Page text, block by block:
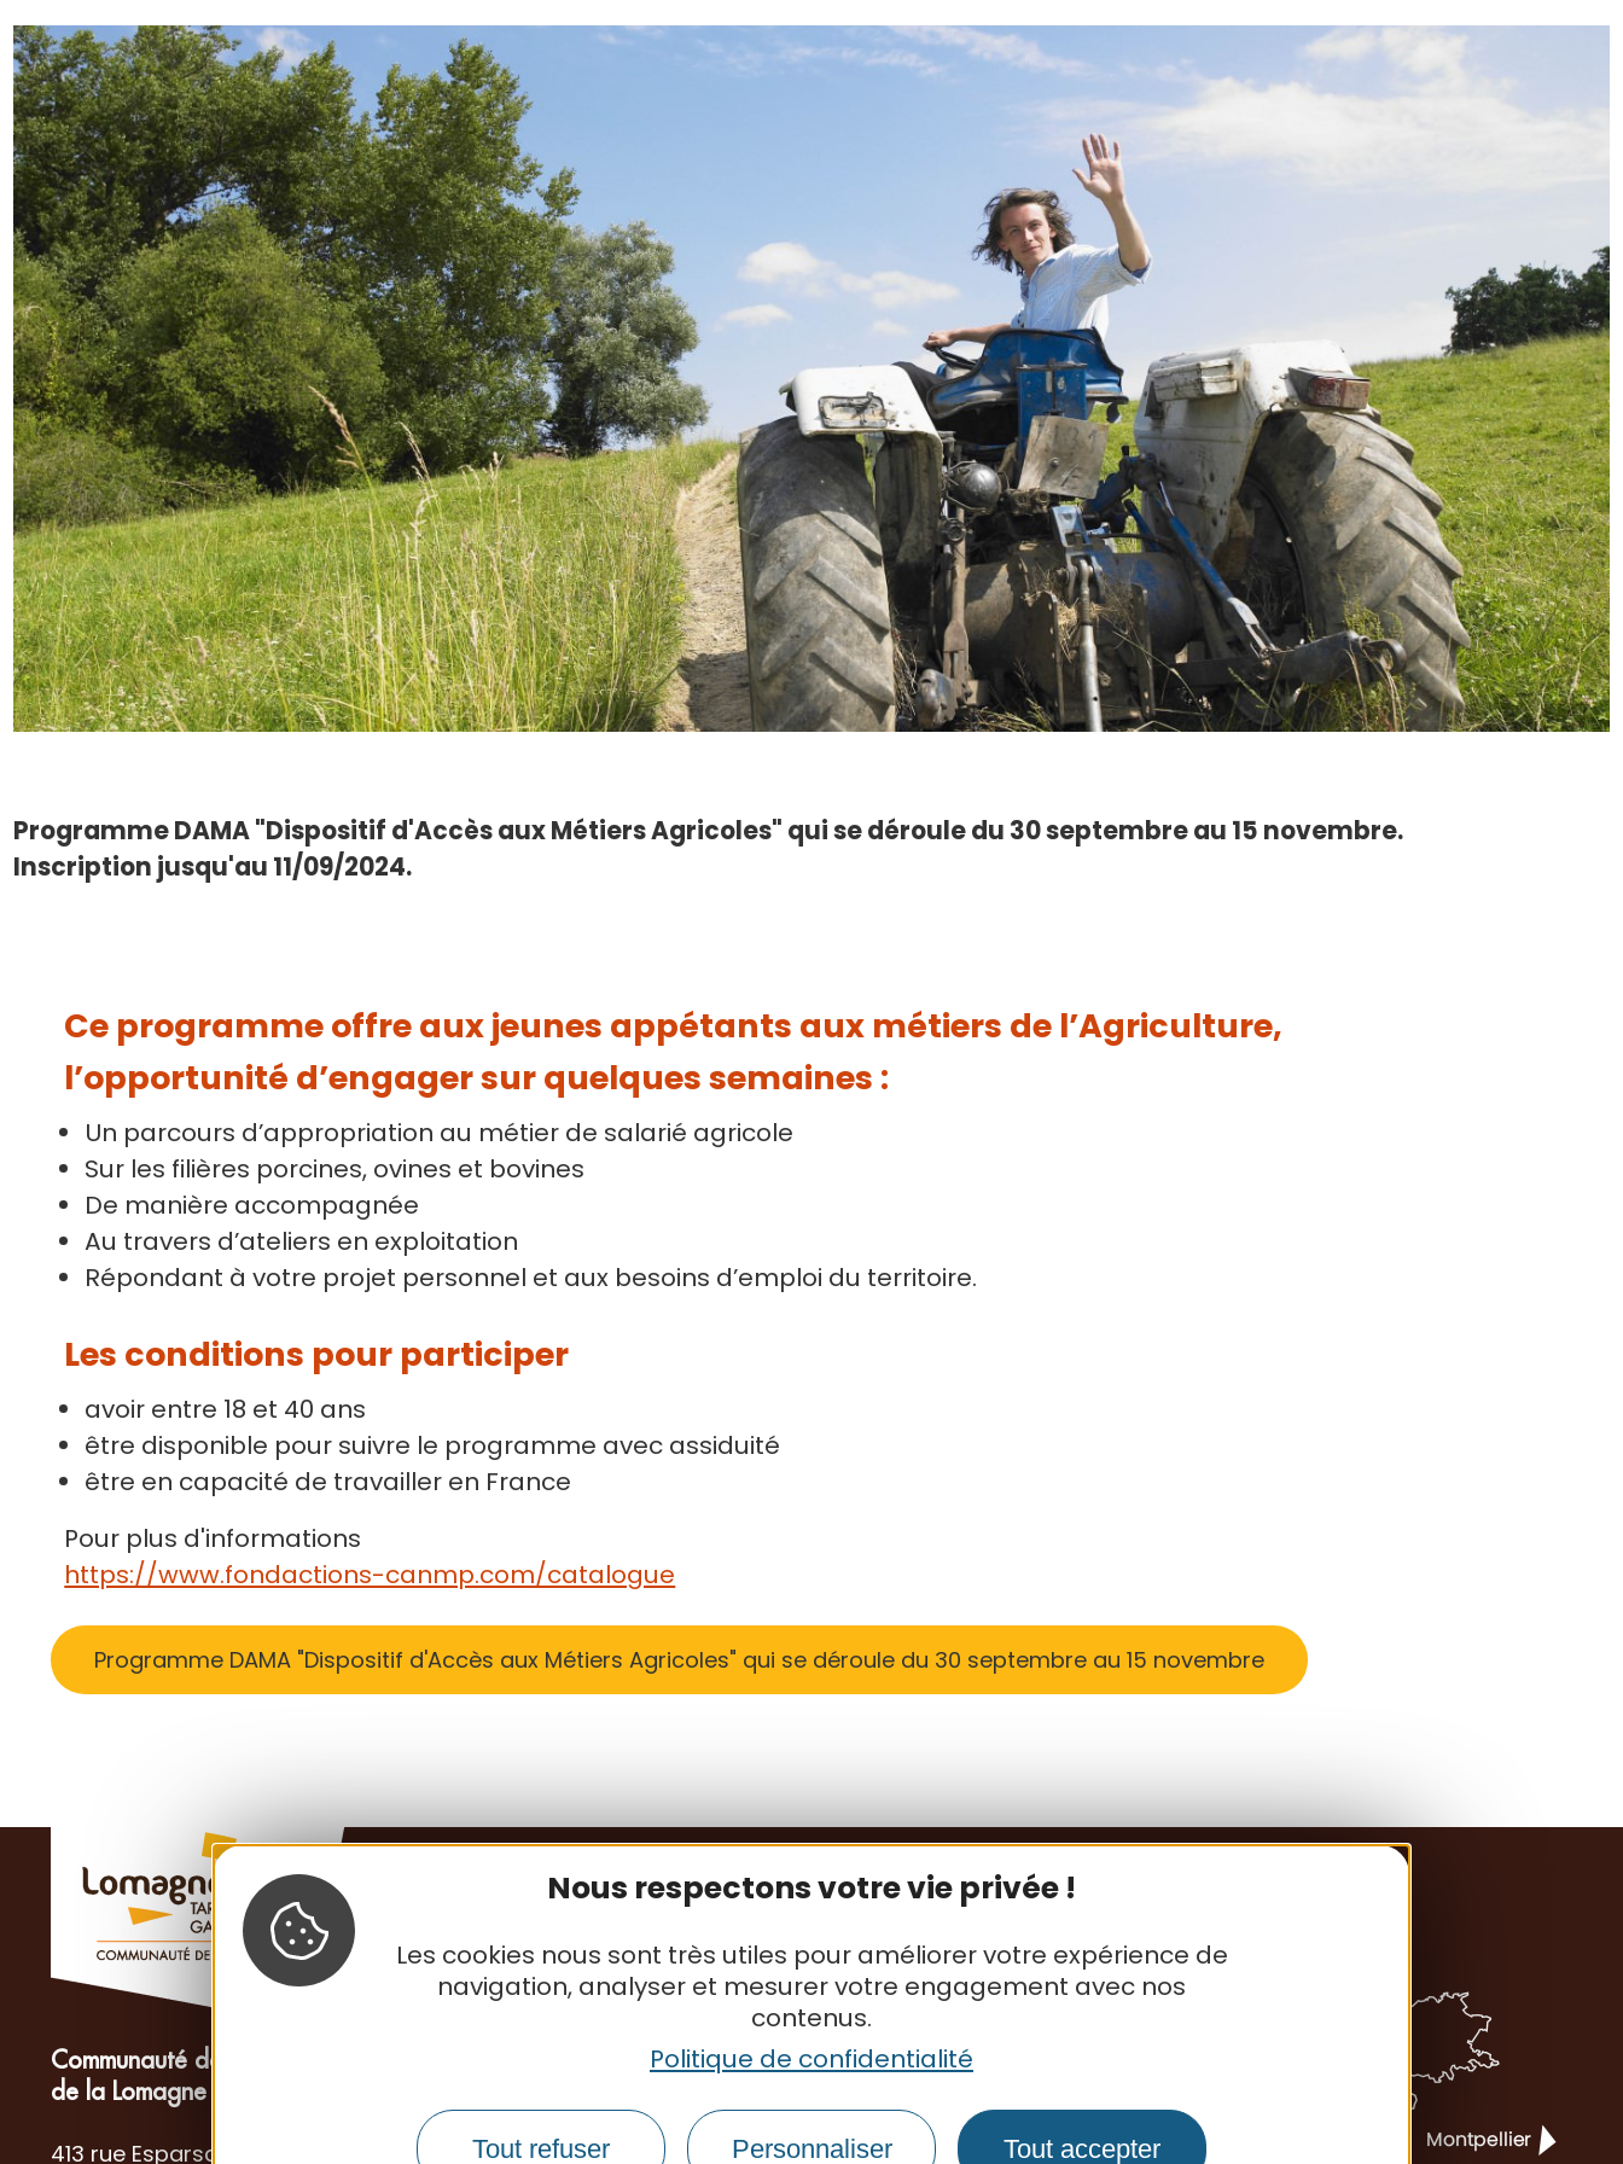
Nous respectons votre vie privée !
Les cookies nous sont très utiles pour améliorer votre expérience de
navigation, analyser et mesurer votre engagement avec nos
contenus.
Politique de confidentialité
Tout refuser Personnaliser Tout accepter
Programme DAMA "Dispositif d'Accès aux Métiers Agricoles" qui se déroule du 30 septembre au 15 novembre.
Inscription jusqu'au 11/09/2024.
Ce programme offre aux jeunes appétants aux métiers de l’Agriculture,
l’opportunité d’engager sur quelques semaines :
Un parcours d’appropriation au métier de salarié agricole
Sur les filières porcines, ovines et bovines
De manière accompagnée
Au travers d’ateliers en exploitation
Répondant à votre projet personnel et aux besoins d’emploi du territoire.
Les conditions pour participer
avoir entre 18 et 40 ans
être disponible pour suivre le programme avec assiduité
être en capacité de travailler en France
Pour plus d'informations
https://www.fondactions-canmp.com/catalogue
Programme DAMA "Dispositif d'Accès aux Métiers Agricoles" qui se déroule du 30 septembre au 15 novembre
Communauté de Communes
de la Lomagne Tarn-et-Garonnaise
413 rue Esparsac S'inscrire à la newsletter